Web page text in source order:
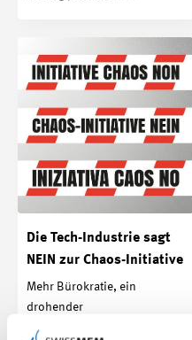
Die Tech-Industrie sagt
NEIN zur Chaos-Initiative
Mehr Bürokratie, ein
drohender
Zuwanderungsstopp für